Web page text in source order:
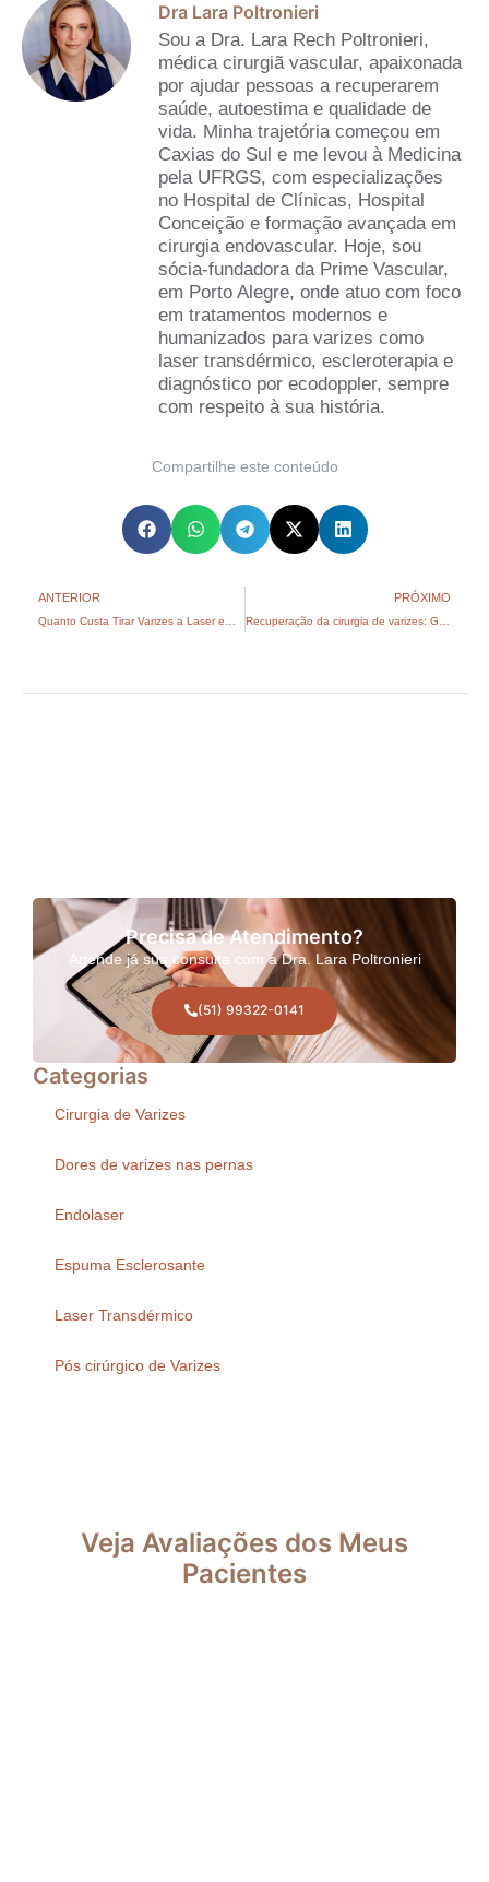
Dra Lara Poltronieri
Sou a Dra. Lara Rech Poltronieri,
médica cirurgiã vascular, apaixonada
por ajudar pessoas a recuperarem
saúde, autoestima e qualidade de
vida. Minha trajetória começou em
Caxias do Sul e me levou à Medicina
pela UFRGS, com especializações
no Hospital de Clínicas, Hospital
Conceição e formação avançada em
cirurgia endovascular. Hoje, sou
sócia-fundadora da Prime Vascular,
em Porto Alegre, onde atuo com foco
em tratamentos modernos e
humanizados para varizes como
laser transdérmico, escleroterapia e
diagnóstico por ecodoppler, sempre
com respeito à sua história.
Compartilhe este conteúdo
ANTERIOR
Quanto Custa Tirar Varizes a Laser em 2026? Preço e Dúvidas
PRÓXIMO
Recuperação da cirurgia de varizes: Guia com tempo e cuidados
Precisa de Atendimento?
Agende já sua consulta com a Dra. Lara Poltronieri
(51) 99322-0141
Categorias
Cirurgia de Varizes
Dores de varizes nas pernas
Endolaser
Espuma Esclerosante
Laser Transdérmico
Pós cirúrgico de Varizes
Veja Avaliações dos Meus
Pacientes